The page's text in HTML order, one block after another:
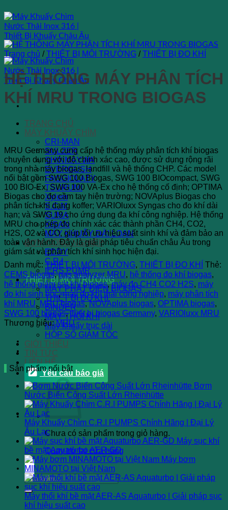
qua
nội
dung
TRANG CHỦ
MÁY KHUẤY CHÌM
CRI-MAN
SULZER
SHINMAYWA
EVERGUSH
FAGGIOLATY
TSURUMI
Xylem
S.C.M
SUMA
KISAN
MÁY KHUẤY ĐÀI LOAN
BƠM CÔNG NGHIỆP
EDDY
C.R.I
IERS PUMP
THIẾT BỊ MÔI TRƯỜNG
MÁY PHÁT ĐIỆN BIOGAS
THIẾT BỊ ĐO KHÍ
BINDER
MÁY THỔI KHÍ
Máy khuấy trục dài
HỘP SỐ GIẢM TỐC
GIỚI THIỆU
TIN TỨC
LIÊN HỆ
Yêu cầu báo giá
Chưa có sản phẩm trong giỏ hàng.
Quay trở lại cửa hàng
Tìm
kiếm:
Trang chủ / THIẾT BỊ MÔI TRƯỜNG / THIẾT BỊ ĐO KHÍ
HỆ THỐNG MÁY PHÂN TÍCH
KHÍ MRU TRONG BIOGAS
MRU Germany cung cấp hệ thống máy phân tích khí biogas
chuyên dụng với độ chính xác cao, được sử dụng rộng rãi
trong nhà máy biogas, landfill và hệ thống CHP. Các model
nổi bật gồm SWG 100 Biogas, SWG 100 BIOcompact, SWG
100 BIO-Ex, SWG 100 VA-Ex cho hệ thống cố định; OPTIMA
Biogas cho đo cầm tay hiện trường; NOVAplus Biogas cho
phân tích khí dạng koffer; VARIOluxx Syngas cho đo khí dài
hạn; và SWG 19 cho ứng dụng đa khí công nghiệp. Hệ thống
MRU cho phép đo chính xác các thành phần CH4, CO2,
H2S, O2 và CO, giúp tối ưu hiệu suất sinh khí và đảm bảo an
toàn vận hành. Đây là giải pháp tiêu chuẩn châu Âu trong
giám sát và phân tích khí sinh học hiện đại.
Danh mục:THIẾT BỊ MÔI TRƯỜNG, THIẾT BỊ ĐO KHÍ
Thẻ:
CEMS biogas,gas analyzer MRU, hệ thống đo khí biogas,
hệ thống giám sát khí biogas,máy đo CH4 CO2 H2S, máy
đo khí sinh học,máy đo khí thải công nghiệp, máy phân tích
khí MRU, MRU biogas,NOVAplus biogas, OPTIMA biogas,
SWG 100 biogas,thiết bị biogas Germany, VARIOluxx MRU
Thương hiệu:MRU
Sản phẩm nổi bật
Bơm
Nước Biển Công Suất Lớn Rheinhütte
Máy Khuấy Chìm C.R.I PUMPS Chính Hãng | Đại Lý
Âu Lạc
Máy sục khí
bề mặt Aquaturbo AER-GD
Máy bơm
MINAMOTO tại Việt Nam
Máy thổi khí bề mặt AER-AS Aquaturbo | Giải pháp sục
khí hiệu suất cao